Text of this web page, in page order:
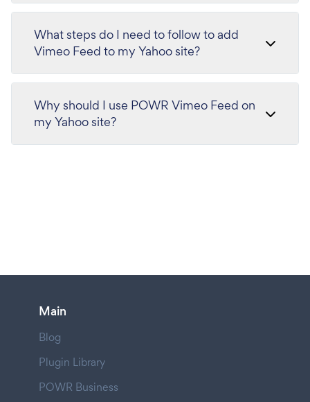
What steps do I need to follow to add
Vimeo Feed to my Yahoo site?
Why should I use POWR Vimeo Feed on
my Yahoo site?
Main
Blog
Plugin Library
POWR Business